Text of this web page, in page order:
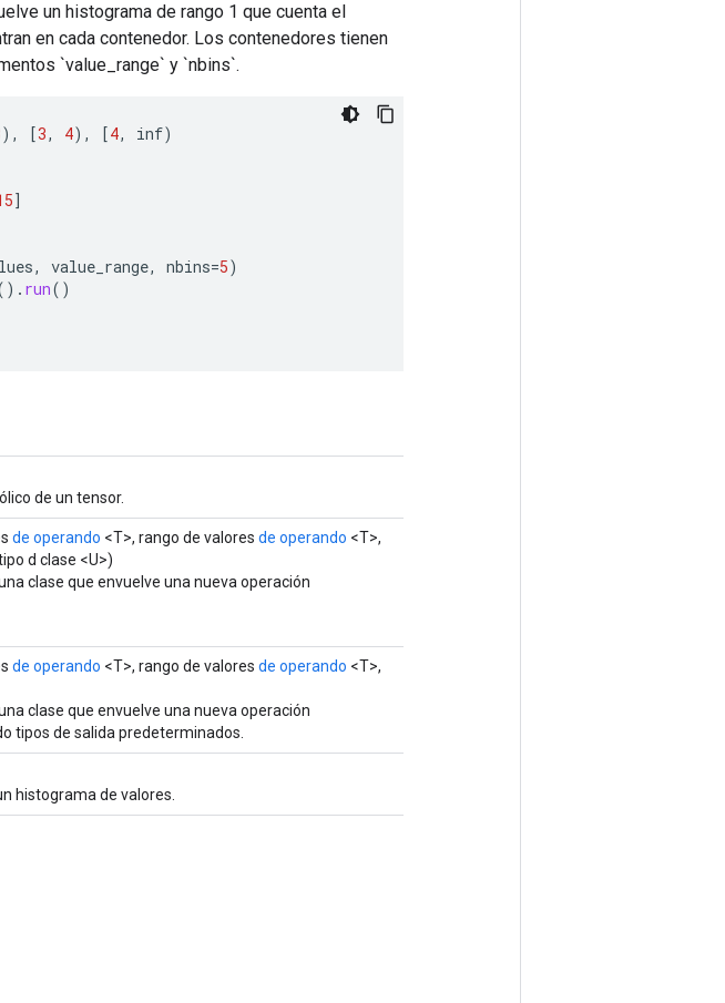
un histograma de rango 1 que cuenta el
en cada contenedor. Los contenedores tienen
`value_range` y `nbins`.
), [3, 4), [4, inf)
]
, value_range, nbins=5)
run()
de un tensor.
de operando <T>, rango de valores de operando <T>,
d clase <U>)
clase que envuelve una nueva operación
de operando <T>, rango de valores de operando <T>,
clase que envuelve una nueva operación
tipos de salida predeterminados.
histograma de valores.